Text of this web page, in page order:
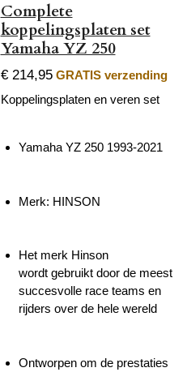
Complete
koppelingsplaten set
Yamaha YZ 250
€ 214,95 GRATIS verzending
Koppelingsplaten en veren set
Yamaha YZ 250 1993-2021
Merk: HINSON
Het merk Hinson
wordt gebruikt door de meest
succesvolle race teams en
rijders over de hele wereld
Ontworpen om de prestaties